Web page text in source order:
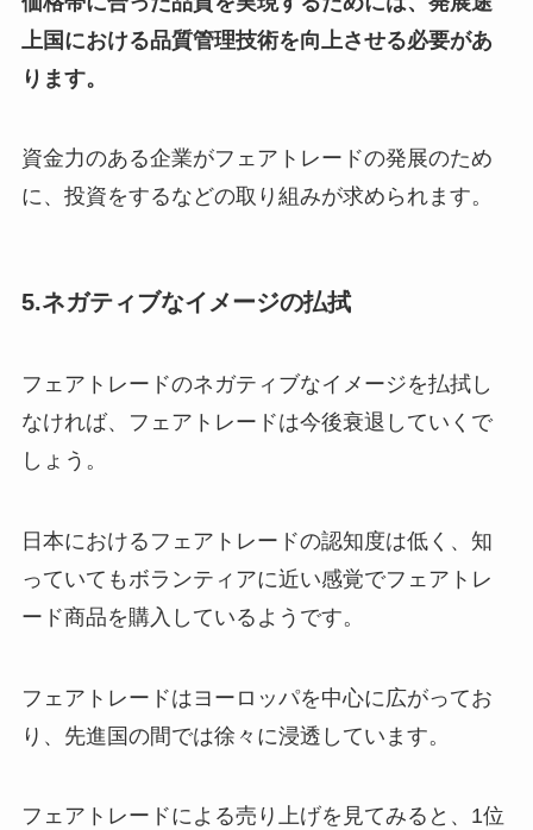
上国における品質管理技術を向上させる必要があ
ります。
資金力のある企業がフェアトレードの発展のため
に、投資をするなどの取り組みが求められます。
5.ネガティブなイメージの払拭
フェアトレードのネガティブなイメージを払拭し
なければ、フェアトレードは今後衰退していくで
しょう。
日本におけるフェアトレードの認知度は低く、知
っていてもボランティアに近い感覚でフェアトレ
ード商品を購入しているようです。
フェアトレードはヨーロッパを中心に広がってお
り、先進国の間では徐々に浸透しています。
フェアトレードによる売り上げを見てみると、1位